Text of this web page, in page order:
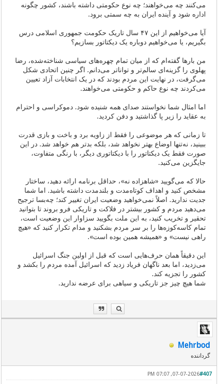
می‌کنند چه می‌خواهند؛ چه نوع حکومتی داشته باشند، کشور چگونه
اداره شود و آینده ایران به چه سمتی برود.
آیا می‌خواهیم از این ۴۷ سال تاریک حکومت جمهوری اسلامی درس
بگیریم، یا می‌خواهیم دوباره یک دیکتاتور بسازیم؟
من بارها گفته‌ام که از میان تمام چهره‌های سیاسی شناخته‌شده، رضا
پهلوی را گزینه‌ای سالم‌تر و تواناتر می‌دانم. اگر چنین اتحادی شکل
می‌گرفت، در نهایت این مردم بودند که در یک انتخابات آزاد تعیین
می‌کردند چه نوع حاکم و حکومتی می‌خواهند.
اما امثال شما نخواستند صدای همه شنیده شود. دموکراسی و احترام
به عقاید را زیر پا گذاشتید و دفن کردید.
تا زمانی که هر موضوعی را فقط از زاویه برد و باخت و بازی قدرت
ببینید، نه‌تنها اوضاع بهتر نخواهد شد، بلکه بدتر هم خواهد شد. در این
صورت فقط یک دیکتاتور را با دیکتاتوری دیگر، با رنگی متفاوت،
جایگزین می‌کنید.
حالا که می‌گویید «شاهزاده نه»، حداقل برنامه ارائه دهید، ساختار
مشخص کنید و اهداف کوتاه‌مدت و بلندمدت داشته باشید. اما شما
جدیت ندارید. اصلاً نمی‌خواهید وضعیت ایران تغییر کند؛ چه‌بسا ترجیح
می‌دهید مردم و کشور بیشتر در فلاکت و تاریکی فرو بروند تا بتوانید
تحقیر و تخریب کنید، به این ملت بگویید سزاوار این وضعیت است،
تمام کاسه‌کوزه‌ها را بر سر مردم بشکنید و مدام تکرار کنید که «هیچ
راهی نیست» و «همیشه همین بوده است».
این دقیقاً همان حرف‌هایی است که قبل از اولین جنگ اسرائیل
می‌زدید، اما بعد ناگهان فریاد زدید که اسرائیل آمده مردم را بکشد و
کشور را تجزیه کند.
شما هیچ چیز جز تاریکی و سیاهی برای عرضه ندارید.
Mehrbod
گرداننده
#407
07-07-2026, 07:07 PM